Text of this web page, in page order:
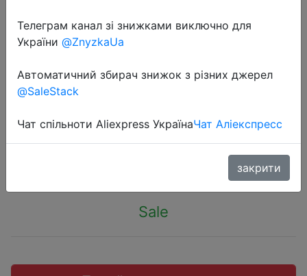
2019-04-07
Jy018 Elfie Wi-Fi FPV-системы
Квадрокоптер мини Дрон HD VS
Sale
Телеграм канал зі знижками виключно для
України @ZnyzkaUa
Автоматичний збирач знижок з різних джерел
@SaleStack
Чат спільноти Aliexpress УкраїнаЧат Аліекспресс
закрити